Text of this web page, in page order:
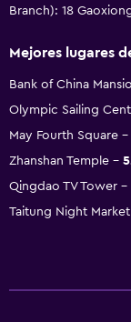
Branch): 18
Mejores lugares
Bank of China
Olympic Sailing
May Fourth Square
Zhanshan Temple
Qingdao TV Tower
Taitung Night Market